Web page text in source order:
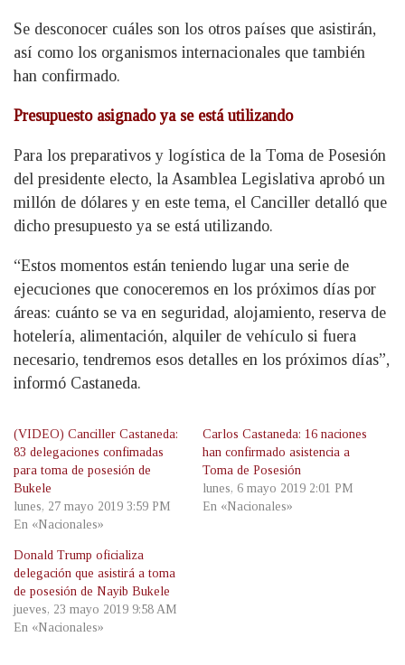
Se desconocer cuáles son los otros países que asistirán,
así como los organismos internacionales que también
han confirmado.
Presupuesto asignado ya se está utilizando
Para los preparativos y logística de la Toma de Posesión
del presidente electo, la Asamblea Legislativa aprobó un
millón de dólares y en este tema, el Canciller detalló que
dicho presupuesto ya se está utilizando.
“Estos momentos están teniendo lugar una serie de
ejecuciones que conoceremos en los próximos días por
áreas: cuánto se va en seguridad, alojamiento, reserva de
hotelería, alimentación, alquiler de vehículo si fuera
necesario, tendremos esos detalles en los próximos días”,
informó Castaneda.
(VIDEO) Canciller Castaneda:
83 delegaciones confimadas
para toma de posesión de
Bukele
lunes, 27 mayo 2019 3:59 PM
En «Nacionales»
Carlos Castaneda: 16 naciones
han confirmado asistencia a
Toma de Posesión
lunes, 6 mayo 2019 2:01 PM
En «Nacionales»
Donald Trump oficializa
delegación que asistirá a toma
de posesión de Nayib Bukele
jueves, 23 mayo 2019 9:58 AM
En «Nacionales»